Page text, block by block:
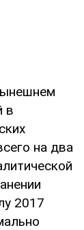
в
на два
2017